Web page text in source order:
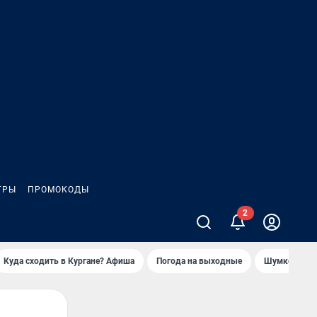
ПРОМОКОДЫ
Куда сходить в Кургане? Афиша Погода на выходные Шумков в